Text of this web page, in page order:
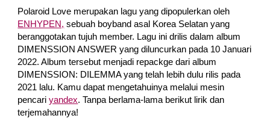
ENHYPEN, sebuah boyband asal Korea Selatan yang
beranggotakan tujuh member. Lagu ini drilis dalam album
DIMENSSION ANSWER yang diluncurkan pada 10 Januari
2022. Album tersebut menjadi repackge dari album
DIMENSSION: DILEMMA yang telah lebih dulu rilis pada
2021 lalu. Kamu dapat mengetahuinya melalui mesin
pencari yandex. Tanpa berlama-lama berikut lirik dan
terjemahannya!